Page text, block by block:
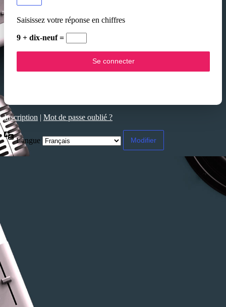
Saisissez votre réponse en chiffres
9 + dix-neuf =
Inscription | Mot de passe oublié ?
Langue